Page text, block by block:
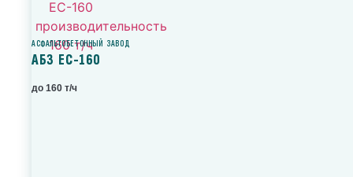
АСФАЛЬТОБЕТОННЫЙ ЗАВОД
АБЗ ЕС-160
до 160 т/ч